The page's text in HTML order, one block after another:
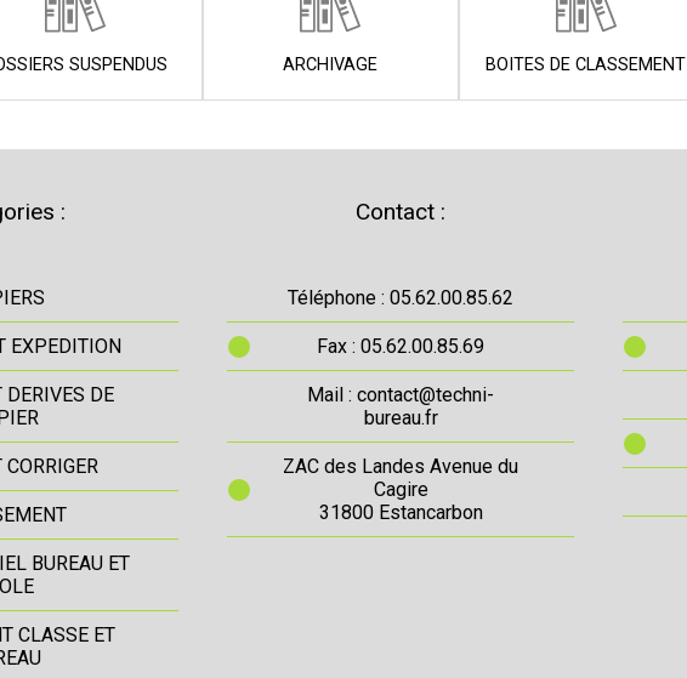
SUSPENDUS ARCHIVAGE BOITES DE CLASSEMENT
:
EXPEDITION
DERIVES DE
CORRIGER
BUREAU ET
CLASSE ET
Contact :
Téléphone : 05.62.00.85.62
Fax : 05.62.00.85.69
Mail : contact@techni-
bureau.fr
ZAC des Landes Avenue du
Cagire
31800 Estancarbon